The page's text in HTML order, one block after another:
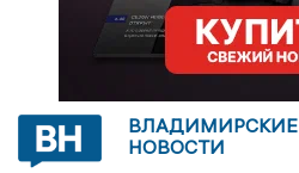
ВЛАДИМИРСКИЕ
НОВОСТИ